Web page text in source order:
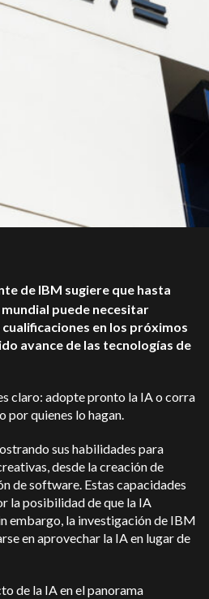
de IBM sugiere que hasta
puede necesitar
en los próximos
avance de las tecnologías de
claro: adopte pronto la IA o corra
por quienes lo hagan.
sus habilidades para
desde la creación de
de software. Estas capacidades
la posibilidad de que la IA
embargo, la investigación de IBM
en aprovechar la IA en lugar de
de la IA en el panorama